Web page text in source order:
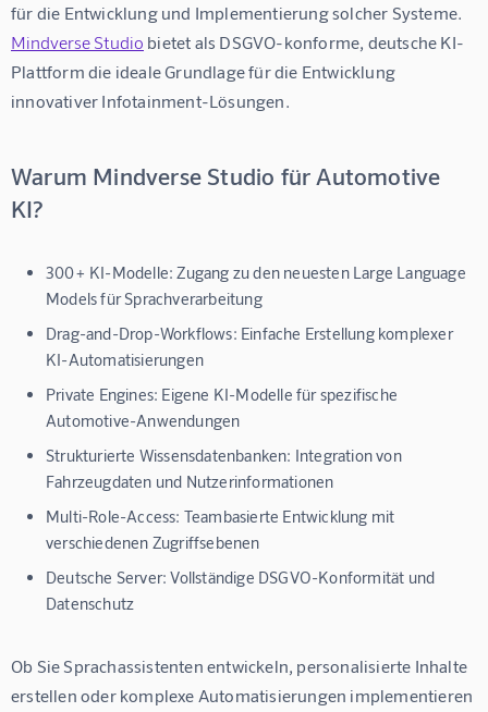
für die Entwicklung und Implementierung solcher Systeme.
Mindverse Studio bietet als DSGVO-konforme, deutsche KI-
Plattform die ideale Grundlage für die Entwicklung
innovativer Infotainment-Lösungen.
Warum Mindverse Studio für Automotive
KI?
300+ KI-Modelle: Zugang zu den neuesten Large Language
Models für Sprachverarbeitung
Drag-and-Drop-Workflows: Einfache Erstellung komplexer
KI-Automatisierungen
Private Engines: Eigene KI-Modelle für spezifische
Automotive-Anwendungen
Strukturierte Wissensdatenbanken: Integration von
Fahrzeugdaten und Nutzerinformationen
Multi-Role-Access: Teambasierte Entwicklung mit
verschiedenen Zugriffsebenen
Deutsche Server: Vollständige DSGVO-Konformität und
Datenschutz
Ob Sie Sprachassistenten entwickeln personalisierte Inhalte
erstellen oder komplexe Automatisierungen implementieren